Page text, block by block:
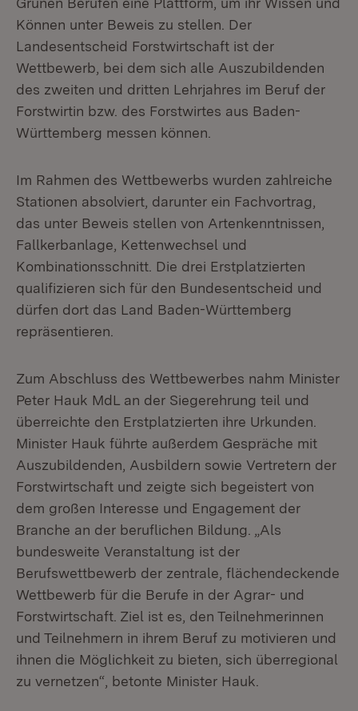
Können unter Beweis zu stellen. Der
Landesentscheid Forstwirtschaft ist der
Wettbewerb, bei dem sich alle Auszubildenden
des zweiten und dritten Lehrjahres im Beruf der
Forstwirtin bzw. des Forstwirtes aus Baden-
Württemberg messen können.
Im Rahmen des Wettbewerbs wurden zahlreiche
Stationen absolviert, darunter ein Fachvortrag,
das unter Beweis stellen von Artenkenntnissen,
Fallkerbanlage, Kettenwechsel und
Kombinationsschnitt. Die drei Erstplatzierten
qualifizieren sich für den Bundesentscheid und
dürfen dort das Land Baden-Württemberg
repräsentieren.
Zum Abschluss des Wettbewerbes nahm Minister
Peter Hauk MdL an der Siegerehrung teil und
überreichte den Erstplatzierten ihre Urkunden.
Minister Hauk führte außerdem Gespräche mit
Auszubildenden, Ausbildern sowie Vertretern der
Forstwirtschaft und zeigte sich begeistert von
dem großen Interesse und Engagement der
Branche an der beruflichen Bildung. „Als
bundesweite Veranstaltung ist der
Berufswettbewerb der zentrale, flächendeckende
Wettbewerb für die Berufe in der Agrar- und
Forstwirtschaft. Ziel ist es, den Teilnehmerinnen
und Teilnehmern in ihrem Beruf zu motivieren und
ihnen die Möglichkeit zu bieten, sich überregional
zu vernetzen“, betonte Minister Hauk.